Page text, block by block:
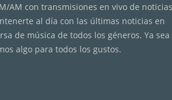
AM con transmisiones en vivo de
al día con las últimas noticias en
de música de todos los géneros. Ya sea
algo para todos los gustos.